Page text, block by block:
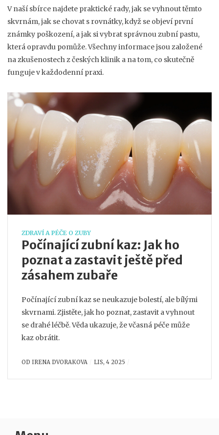
V naší sbírce najdete praktické rady, jak se vyhnout těmto
skvrnám, jak se chovat s rovnátky, když se objeví první
známky poškození, a jak si vybrat správnou zubní pastu,
která opravdu pomůže. Všechny informace jsou založené
na zkušenostech z českých klinik a na tom, co skutečně
funguje v každodenní praxi.
ZDRAVÍ A PÉČE O ZUBY
Počínající zubní kaz: Jak ho
poznat a zastavit ještě před
zásahem zubaře
Počínající zubní kaz se neukazuje bolestí, ale bílými
skvrnami. Zjistěte, jak ho poznat, zastavit a vyhnout
se drahé léčbě. Věda ukazuje, že včasná péče může
kaz obrátit.
OD IRENA DVORAKOVA LIS, 4 2025